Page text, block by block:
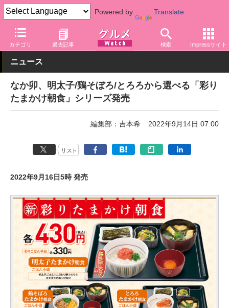
Powered by Translate
カテゴリ 過去記事 検索 Impressサイト
グルメ Watch 店舗 丼もの なか卯
ニュース
なか卯、明太子/鶏そぼろ/とろろから選べる「彩り
たまかけ朝食」シリーズ発売
編集部：吉本希 2022年9月14日 07:00
リスト
2022年9月16日5時 発売